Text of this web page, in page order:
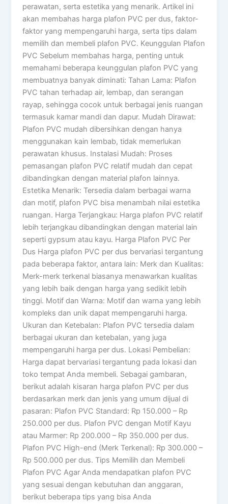
perawatan, serta estetika yang menarik. Artikel ini
akan membahas harga plafon PVC per dus, faktor-
faktor yang mempengaruhi harga, serta tips dalam
memilih dan membeli plafon PVC. Keunggulan Plafon
PVC Sebelum membahas harga, penting untuk
memahami beberapa keunggulan plafon PVC yang
membuatnya banyak diminati: Tahan Lama: Plafon
PVC tahan terhadap air, lembap, dan serangan
rayap, sehingga cocok untuk berbagai jenis ruangan
termasuk kamar mandi dan dapur. Mudah Dirawat:
Plafon PVC mudah dibersihkan dengan hanya
menggunakan kain lembab, tidak memerlukan
perawatan khusus. Instalasi Mudah: Proses
pemasangan plafon PVC relatif mudah dan cepat
dibandingkan dengan material plafon lainnya.
Estetika Menarik: Tersedia dalam berbagai warna
dan motif, plafon PVC bisa menambah nilai estetika
ruangan. Harga Terjangkau: Harga plafon PVC relatif
lebih terjangkau dibandingkan dengan material lain
seperti gypsum atau kayu. Harga Plafon PVC Per
Dus Harga plafon PVC per dus bervariasi tergantung
pada beberapa faktor, antara lain: Merk dan Kualitas:
Merk-merk terkenal biasanya menawarkan kualitas
yang lebih baik dengan harga yang sedikit lebih
tinggi. Motif dan Warna: Motif dan warna yang lebih
kompleks dan unik dapat mempengaruhi harga.
Ukuran dan Ketebalan: Plafon PVC tersedia dalam
berbagai ukuran dan ketebalan, yang juga
mempengaruhi harga per dus. Lokasi Pembelian:
Harga dapat bervariasi tergantung pada lokasi dan
toko tempat Anda membeli. Sebagai gambaran,
berikut adalah kisaran harga plafon PVC per dus
berdasarkan merk dan jenis yang umum dijual di
pasaran: Plafon PVC Standard: Rp 150.000 – Rp
250.000 per dus. Plafon PVC dengan Motif Kayu
atau Marmer: Rp 200.000 – Rp 350.000 per dus.
Plafon PVC High-end (Merk Terkenal): Rp 300.000 –
Rp 500.000 per dus. Tips Memilih dan Membeli
Plafon PVC Agar Anda mendapatkan plafon PVC
yang sesuai dengan kebutuhan dan anggaran,
berikut beberapa tips yang bisa Anda